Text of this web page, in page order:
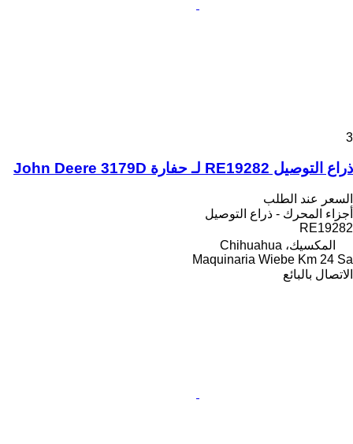
3
ذراع التوصيل RE19282 لـ حفارة John Deere 3179D
السعر عند الطلب
أجزاء المحرك - ذراع التوصيل
RE19282
المكسيك، Chihuahua
Maquinaria Wiebe Km 24 Sa
الاتصال بالبائع